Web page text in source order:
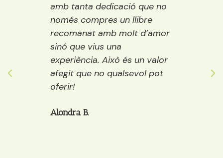
amb tanta dedicació que no
només compres un llibre
recomanat amb molt d’amor
sinó que vius una
experiència. Això és un valor
afegit que no qualsevol pot
oferir!
Alondra B.